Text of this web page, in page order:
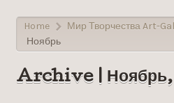
Home > Мир Творчества Art-
Ноябрь
Archive | Ноябрь,